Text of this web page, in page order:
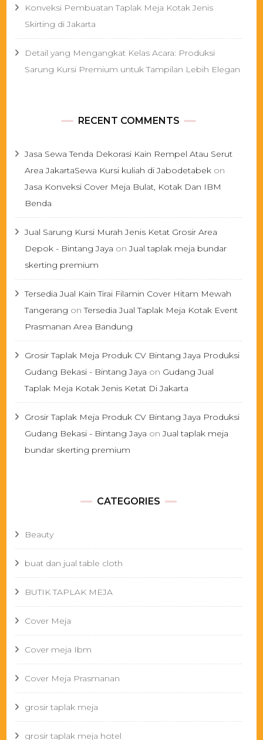
Konveksi Pembuatan Taplak Meja Kotak Jenis
Skirting di Jakarta
Detail yang Mengangkat Kelas Acara: Produksi
Sarung Kursi Premium untuk Tampilan Lebih Elegan
RECENT COMMENTS
Jasa Sewa Tenda Dekorasi Kain Rempel Atau Serut
Area JakartaSewa Kursi kuliah di Jabodetabek on
Jasa Konveksi Cover Meja Bulat, Kotak Dan IBM
Benda
Jual Sarung Kursi Murah Jenis Ketat Grosir Area
Depok - Bintang Jaya onJual taplak meja bundar
skerting premium
Tersedia Jual Kain Tirai Filamin Cover Hitam Mewah
Tangerang onTersedia Jual Taplak Meja Kotak Event
Prasmanan Area Bandung
Grosir Taplak Meja Produk CV Bintang Jaya Produksi
Gudang Bekasi - Bintang Jaya on Gudang Jual
Taplak Meja Kotak Jenis Ketat Di Jakarta
Grosir Taplak Meja Produk CV Bintang Jaya Produksi
Gudang Bekasi - Bintang Jaya onJual taplak meja
bundar skerting premium
CATEGORIES
Beauty
buat dan jual table cloth
BUTIK TAPLAK MEJA
Cover Meja
Cover meja Ibm
Cover Meja Prasmanan
grosir taplak meja
grosir taplak meja hotel